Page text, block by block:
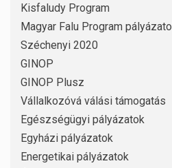
Kisfaludy Program
Magyar Falu Program
Széchenyi 2020
GINOP
GINOP Plusz
Vállalkozóvá válási támogatás
Egészségügyi pályázatok
Egyházi pályázatok
Energetikai pályázatok